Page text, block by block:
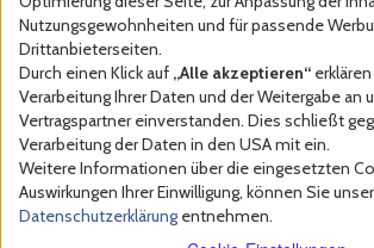
Nutzungsgewohnheiten und für passende
Drittanbieterseiten.
Durch einen Klick auf „Alle akzeptieren“
Verarbeitung Ihrer Daten und der Weitergabe an
Vertragspartner einverstanden. Dies schließt
Verarbeitung der Daten in den USA mit ein.
Weitere Informationen über die eingesetzten
Auswirkungen Ihrer Einwilligung, können Sie
Datenschutzerklärung entnehmen.